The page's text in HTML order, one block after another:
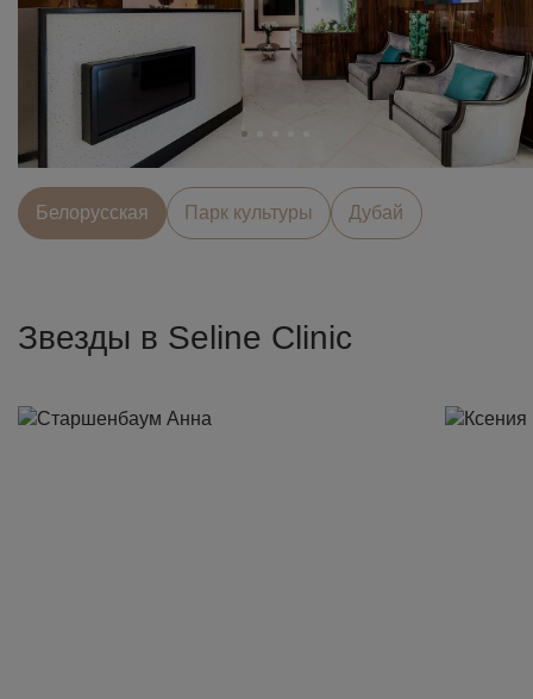
Белорусcкая Парк культуры Дубай
Звезды в Seline Clinic